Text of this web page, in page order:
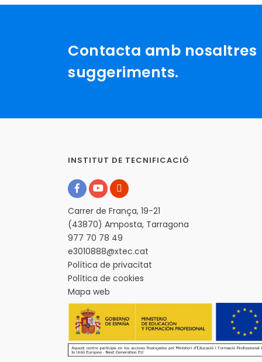
Contacta amb
suggeriments.
INSTITUT DE TECNIFICACIÓ
Carrer de França, 19-21
(43870) Amposta, Tarragona
977 70 78 49
e3010888@xtec.cat
Política de privacitat
Política de cookies
Mapa web